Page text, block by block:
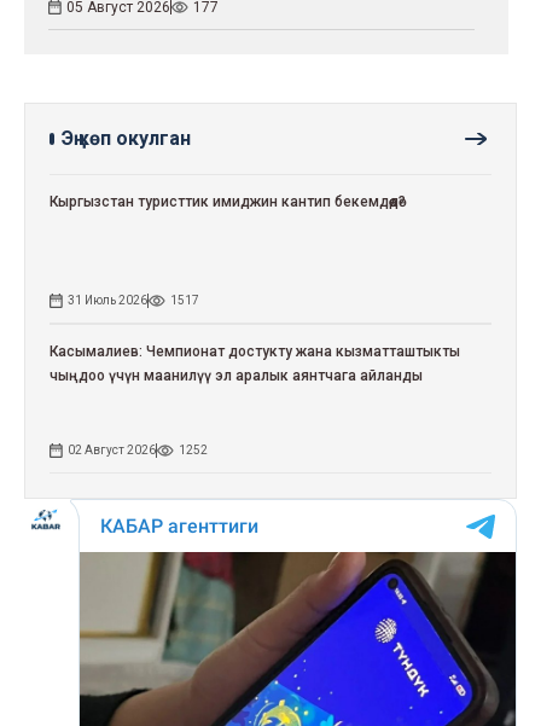
05 Август 2026 177
Эң көп окулган
Кыргызстан туристтик имиджин кантип бекемдөөдө?
31 Июль 2026 1517
Касымалиев: Чемпионат достукту жана кызматташтыкты
чыңдоо үчүн маанилүү эл аралык аянтчага айланды
02 Август 2026 1252